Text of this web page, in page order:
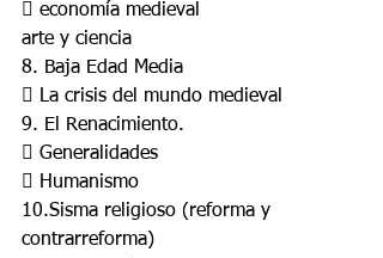
 economía medieval
arte y ciencia
8. Baja Edad Media
 La crisis del mundo medieval
9. El Renacimiento.
 Generalidades
 Humanismo
10.Sisma religioso (reforma y
contrarreforma)